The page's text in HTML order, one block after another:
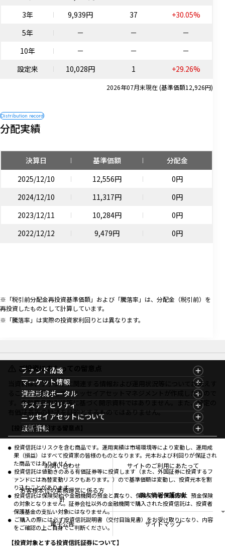
3年
9,939円 37
+30.05%
5年
－ －
－
10年
－ －
－
設定来
10,028円 1 +29.26%
2026年07月末現在 (基準価額12,926円)
分配実績
決算日 基準価額
分配金
2025/12/10
12,556円
0円
2024/12/10
11,317円
0円
2023/12/11
10,284円
0円
2022/12/12
9,479円 0円
※「税引前分配金再投資基準価額」および「騰落率」は、分配金（税引前）を
再投資したものとして計算しています。
※「騰落率」は実際の投資家利回りとは異なります。
ご投資にあたっての留意点
当資料は、ファンドに関連する情報および運用状況等についてお伝えす
ることを目的として、ニッセイアセットマネジメントが作成したもので
す。金融商品取引法等に基づく開示資料ではありません。また、特定の
有価証券等の勧誘を目的とするものではありません。
【投資信託に関する留意点】
投資信託はリスクを含む商品です。運用実績は市場環境等により変動し、運用成
果（損益）はすべて投資家の皆様のものとなります。元本および利回りが保証され
た商品ではありません。
投資信託は値動きのある有価証券等に投資します（また、外国証券に投資するフ
ァンドには為替変動リスクもあります。）ので基準価額は変動し、投資元本を割
り込むことがあります。
投資信託は保険契約や金融機関の預金と異なり、保険契約者保護機構、預金保険
の対象となりません。証券会社以外の金融機関で購入された投資信託は、投資者
保護基金の支払い対象にはなりません。
ご購入の際には必ず投資信託説明書（交付目論見書）をお受け取りになり、内容
をご確認の上ご自身でご判断ください。
【投資対象とする投資信託証券について】
ファンド情報
ファンド情報TOP
基準価額一覧
ファンド検索
ファンド比較
決算カレンダー
海外休日カレンダー
投資信託新商品のご案内
投資信託償還商品のご案内
ちょこっと3分！ファンドシアター
有価証券届出書の効力の発生の有無について
こだわりのインデックスファンド 購入・換金手数料
なしシリーズ
確定拠出年金について
マーケット情報
マーケット情報TOP
マーケット指数
マーケットレポート
コラム
ファンドレポート
資産形成ポータル
資産形成ポータルTOP
資産形成サービス
Nダイレクト
Goal Navi
資産形成サポート
NAMシティ
お問い合わせ
よくあるご質問
投資の教室
サステナビリティ
サステナビリティTOP
サステナビリティ経営
サステナブル投資
ニッセイアセットについて
ニッセイアセットについてTOP
会社情報
プレスリリース
受賞歴
方針・その他開示情報
採用情報
公式キャラクターのご紹介
最新情報
マーケットニュース
商品ニュース
おしらせ
メディアお問い合わせ サイトのご利用にあたって
お客様本位の業務運営に係る方
針
個人情報保護方針
電子公告 サイトマップ